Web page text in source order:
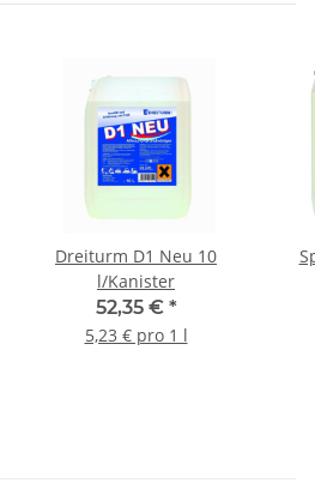
Dreiturm D1 Neu 10
l/Kanister
52,35 € *
5,23 € pro 1 l